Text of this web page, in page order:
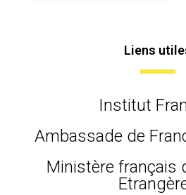
Liens
Institut
Ambassade de
Ministère français